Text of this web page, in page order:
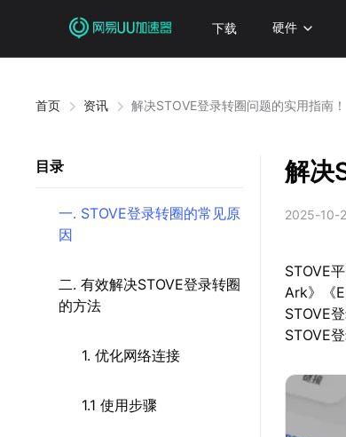
下载 硬件
首页 资讯 解决STOVE登录转圈问题的实用指南！
目录
一. STOVE登录转圈的常见原
因
二. 有效解决STOVE登录转圈
的方法
1. 优化网络连接
1.1 使用步骤
解决
2025-10-
STOVE
Ark》《
STOVE
STOVE